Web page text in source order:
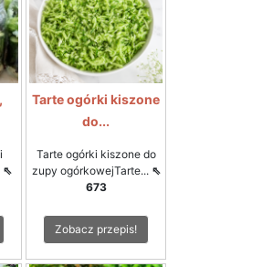
⇖
Tarte ogórki kiszone
do...
Tarte ogórki kiszone do
zupy ogórkowejTarte... ⇖
673
Zobacz przepis!